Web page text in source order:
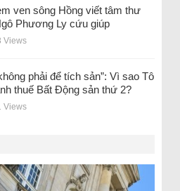
ven sông Hồng viết tâm thư
Phương Ly cứu giúp
Views
phải để tích sản”: Vì sao Tô
thuế Bất Động sản thứ 2?
Views